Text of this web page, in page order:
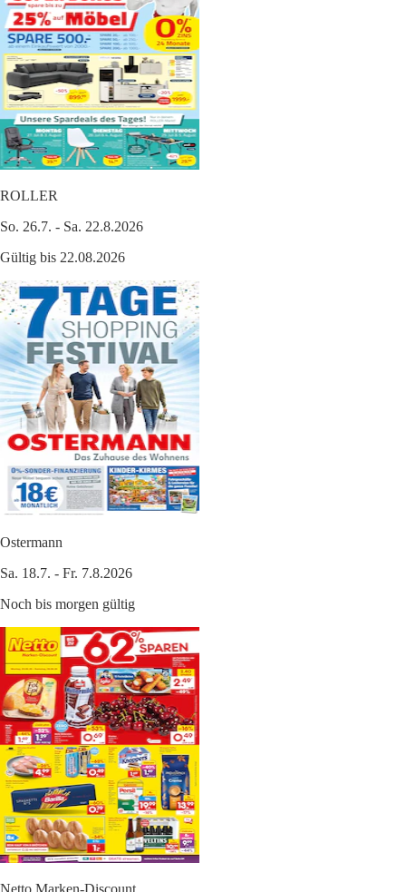
ROLLER
So. 26.7. - Sa. 22.8.2026
Gültig bis 22.08.2026
Ostermann
Sa. 18.7. - Fr. 7.8.2026
Noch bis morgen gültig
Netto Marken-Discount